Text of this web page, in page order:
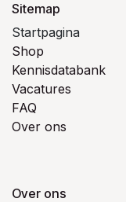
Sitemap
Startpagina
Shop
Kennisdatabank
Vacatures
FAQ
Over ons
Over ons